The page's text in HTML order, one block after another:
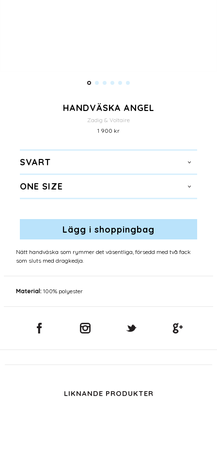
HANDVÄSKA ANGEL
Zadig & Voltaire
1 900 kr
SVART
ONE SIZE
Nätt handväska som rymmer det väsentliga, försedd med två fack
som sluts med dragkedja.
Material: 100% polyester
LIKNANDE PRODUKTER